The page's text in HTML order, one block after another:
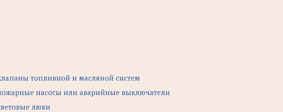
топливной и масляной систем
насосы или аварийные выключатели
люки